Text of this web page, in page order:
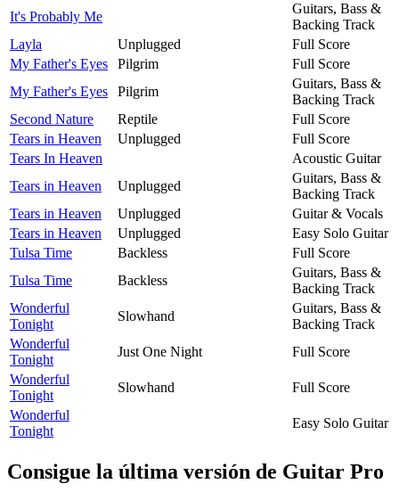
It's Probably Me
Guitars, Bass &
Backing Track
Layla
Unplugged
Full Score
My Father's Eyes
Pilgrim
Full Score
My Father's Eyes
Pilgrim
Guitars, Bass &
Backing Track
Second Nature
Reptile
Full Score
Tears in Heaven
Unplugged
Full Score
Tears In Heaven
Acoustic Guitar
Tears in Heaven
Unplugged
Guitars, Bass &
Backing Track
Tears in Heaven
Unplugged
Guitar & Vocals
Tears in Heaven
Unplugged
Easy Solo Guitar
Tulsa Time
Backless
Full Score
Tulsa Time
Backless
Guitars, Bass &
Backing Track
Wonderful
Tonight
Slowhand
Guitars, Bass &
Backing Track
Wonderful
Tonight
Just One Night
Full Score
Wonderful
Tonight
Slowhand
Full Score
Wonderful
Tonight
Easy Solo Guitar
Consigue la última versión de Guitar Pro